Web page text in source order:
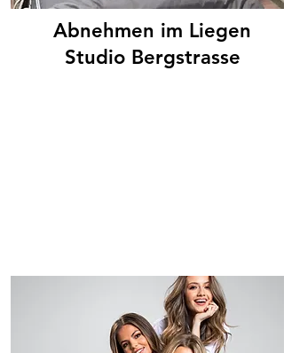
Abnehmen im Liegen
Studio Bergstrasse